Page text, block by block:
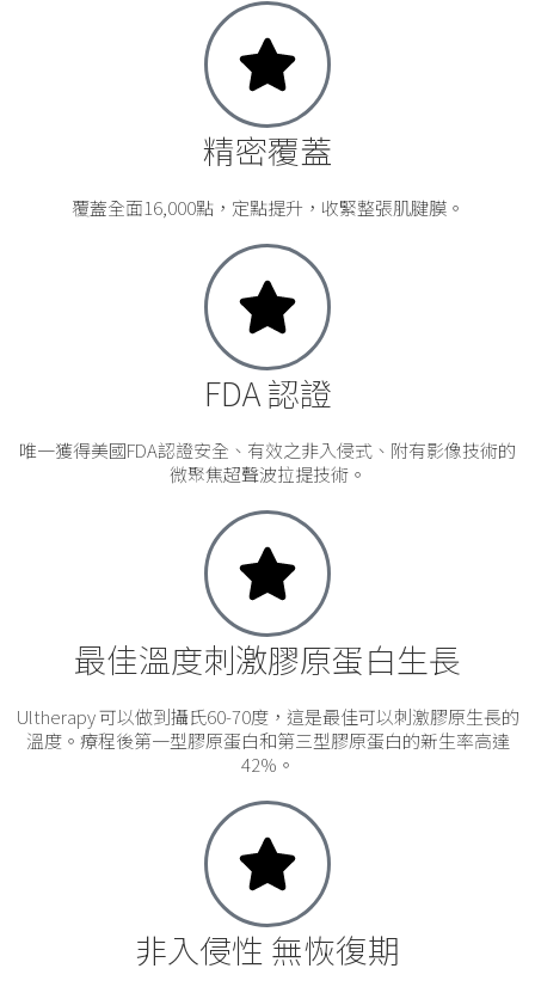
精密覆蓋
覆蓋全面16,000點，定點提升，收緊整張肌腱膜。
FDA 認證
唯一獲得美國FDA認證安全、有效之非入侵式、附有影像技術的
微聚焦超聲波拉提技術。
最佳溫度刺激膠原蛋白生長
Ultherapy 可以做到攝氏60-70度，這是最佳可以刺激膠原生長的
溫度。療程後第一型膠原蛋白和第三型膠原蛋白的新生率高達
42%。
非入侵性 無恢復期